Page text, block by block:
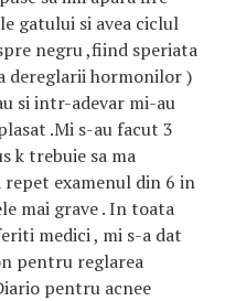
gatului si avea ciclul
negru ,fiind speriata
dereglarii hormonilor )
si intr-adevar mi-au
.Mi s-au facut 3
k trebuie sa ma
repet examenul din 6 in
mai grave . In toata
medici , mi s-a dat
pentru reglarea
pentru acnee